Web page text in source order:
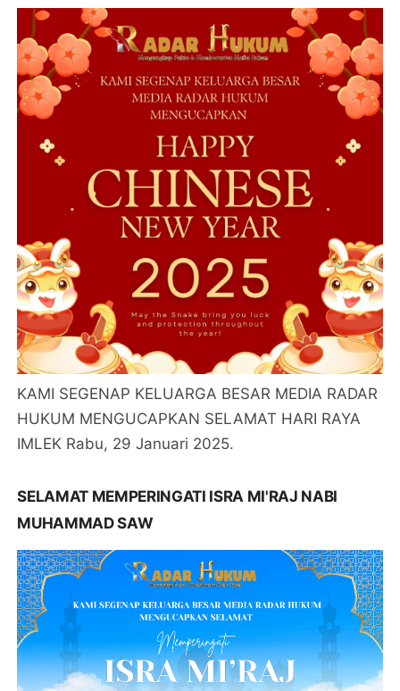
KAMI SEGENAP KELUARGA BESAR MEDIA RADAR
HUKUM MENGUCAPKAN SELAMAT HARI RAYA
IMLEK Rabu, 29 Januari 2025.
SELAMAT MEMPERINGATI ISRA MI'RAJ NABI
MUHAMMAD SAW